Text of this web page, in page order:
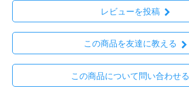
レビューを投稿
この商品を友達に教える
この商品について問い合わせる